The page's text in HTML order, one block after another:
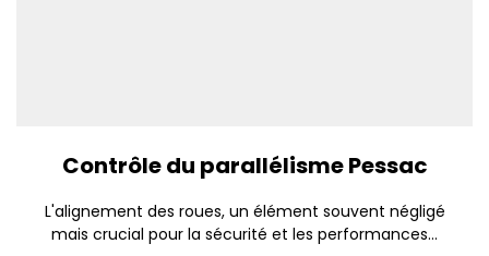
Contrôle du parallélisme Pessac
L'alignement des roues, un élément souvent négligé
mais crucial pour la sécurité et les performances...